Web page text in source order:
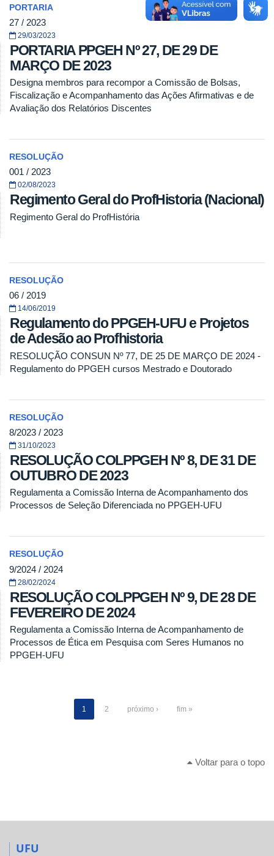
PORTARIA
27 / 2023
29/03/2023
PORTARIA PPGEH Nº 27, DE 29 DE
MARÇO DE 2023
Designa membros para recompor a Comissão de Bolsas,
Fiscalização e Acompanhamento das Ações Afirmativas e de
Avaliação dos Relatórios Discentes
RESOLUÇÃO
001 / 2023
02/08/2023
Regimento Geral do ProfHistoria (Nacional)
Regimento Geral do ProfHistória
RESOLUÇÃO
06 / 2019
14/06/2019
Regulamento do PPGEH-UFU e Projetos
de Adesão ao Profhistoria
RESOLUÇÃO CONSUN Nº 77, DE 25 DE MARÇO DE 2024 -
Regulamento do PPGEH cursos Mestrado e Doutorado
RESOLUÇÃO
8/2023 / 2023
31/10/2023
RESOLUÇÃO COLPPGEH Nº 8, DE 31 DE
OUTUBRO DE 2023
Regulamenta a Comissão Interna de Acompanhamento dos
Processos de Seleção Diferenciada no PPGEH-UFU
RESOLUÇÃO
9/2024 / 2024
28/02/2024
RESOLUÇÃO COLPPGEH Nº 9, DE 28 DE
FEVEREIRO DE 2024
Regulamenta a Comissão Interna de Acompanhamento de
Processos de Ética em Pesquisa com Seres Humanos no
PPGEH-UFU
1 2 próximo › fim »
Voltar para o topo
UFU